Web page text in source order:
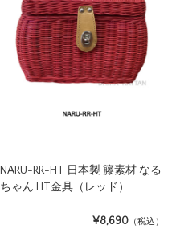
NARU-RR-HT 日本製 籐素材 なる
ちゃん HT金具（レッド）
¥8,690 （税込）